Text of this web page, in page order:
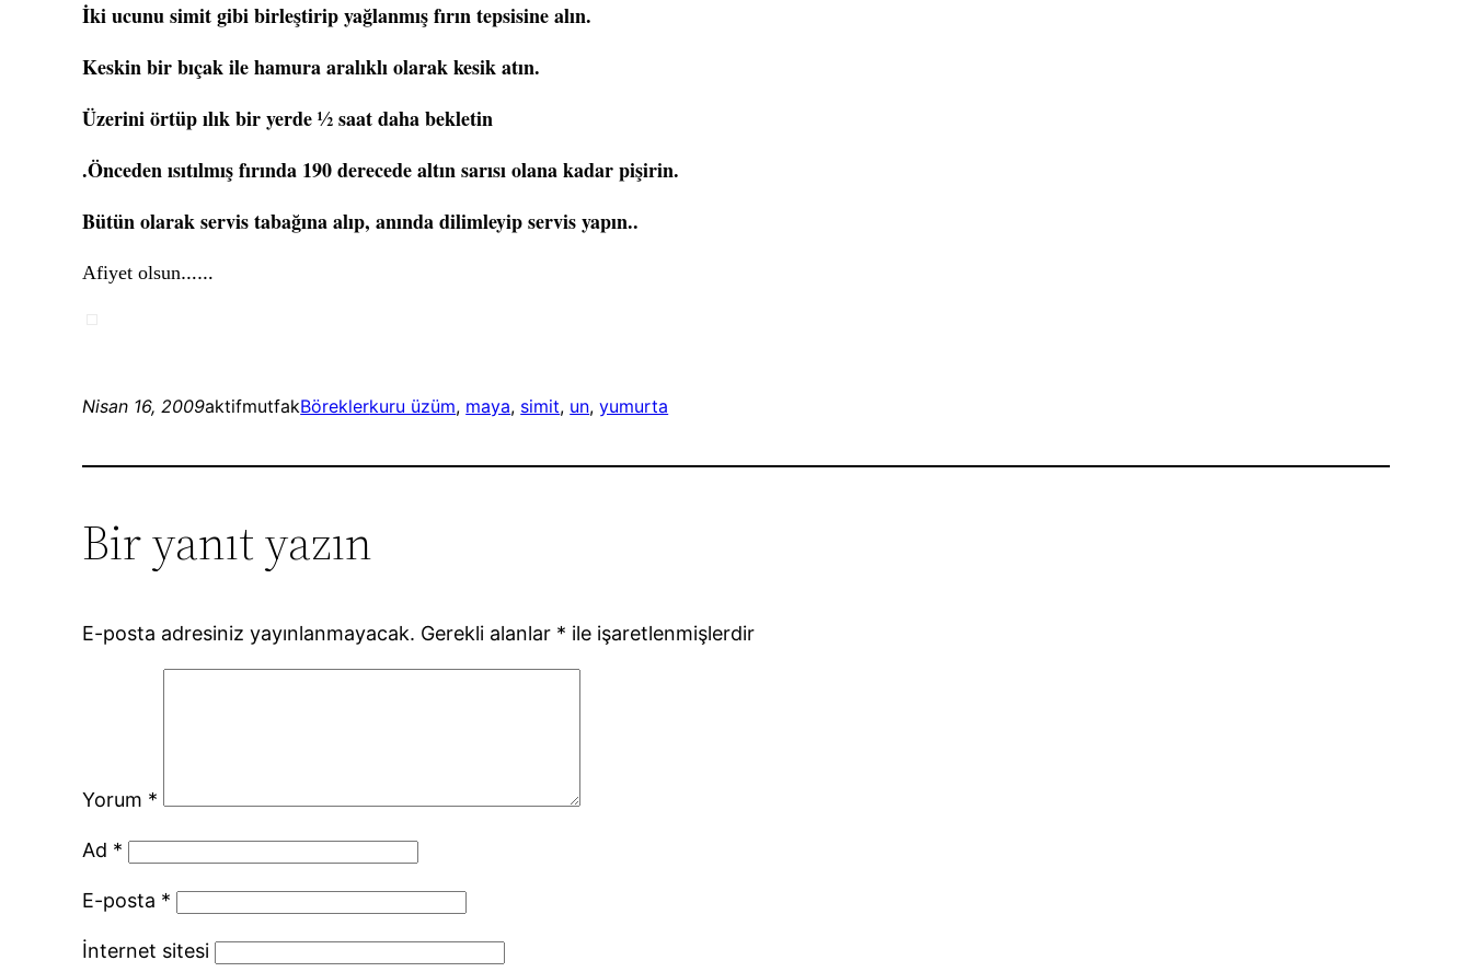
İki ucunu simit gibi birleştirip yağlanmış fırın tepsisine alın.
Keskin bir bıçak ile hamura aralıklı olarak kesik atın.
Üzerini örtüp ılık bir yerde ½ saat daha bekletin
.Önceden ısıtılmış fırında 190 derecede altın sarısı olana kadar pişirin.
Bütün olarak servis tabağına alıp, anında dilimleyip servis yapın..
Afiyet olsun……
Nisan 16, 2009aktifmutfakBöreklerkuru üzüm, maya, simit, un, yumurta
Bir yanıt yazın
E-posta adresiniz yayınlanmayacak. Gerekli alanlar * ile işaretlenmişlerdir
Yorum *
Ad *
E-posta *
İnternet sitesi